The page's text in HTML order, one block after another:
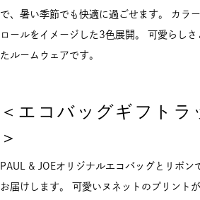
で、暑い季節でも快適に過ごせます。 カラ
ロールをイメージした3色展開。 可愛らしさ
たルームウェアです。
＜エコバッグギフトラ
＞
PAUL & JOEオリジナルエコバッグとリボン
お届けします。 可愛いヌネットのプリント